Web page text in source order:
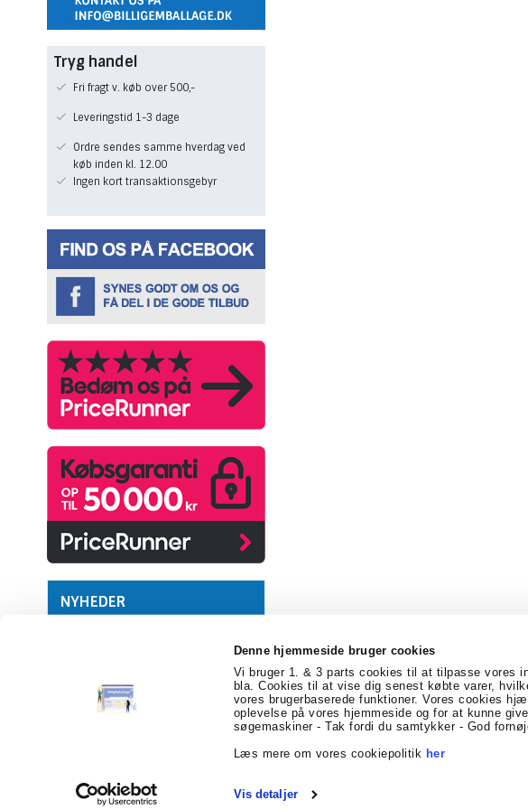
Denne hjemmeside bruger cookies
Vi bruger 1. & 3 parts cookies til at tilpasse vores
bla. Cookies til at vise dig senest købte varer,
vores brugerbaserede funktioner. Vores cookies
oplevelse på vores hjemmeside og for at kunne
søgemaskiner - Tak fordi du samtykker - God
Læs mere om vores cookiepolitik her
Vis detaljer
Tryg handel
Fri fragt v. køb over 500,-
Leveringstid 1-3 dage
Ordre sendes samme hverdag ved
køb inden kl. 12.00
Ingen kort transaktionsgebyr
NYHEDER
billigEmballage.dk Farvergården 2 6541 Bevtoft Denmark